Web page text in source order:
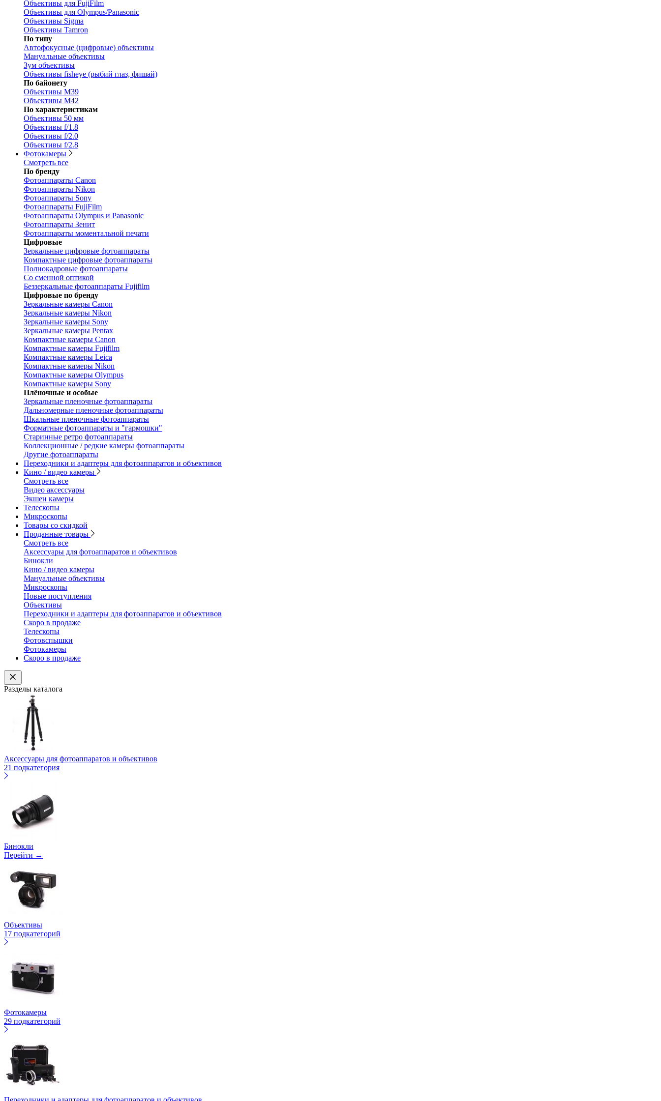
Объективы для FujiFilm
Объективы для Olympus/Panasonic
Объективы Sigma
Объективы Tamron
По типу
Автофокусные (цифровые) объективы
Мануальные объективы
Зум объективы
Объективы fisheye (рыбий глаз, фишай)
По байонету
Объективы M39
Объективы M42
По характеристикам
Объективы 50 мм
Объективы f/1.8
Объективы f/2.0
Объективы f/2.8
Фотокамеры
Смотреть все
По бренду
Фотоаппараты Canon
Фотоаппараты Nikon
Фотоаппараты Sony
Фотоаппараты FujiFilm
Фотоаппараты Olympus и Panasonic
Фотоаппараты Зенит
Фотоаппараты моментальной печати
Цифровые
Зеркальные цифровые фотоаппараты
Компактные цифровые фотоаппараты
Полнокадровые фотоаппараты
Со сменной оптикой
Беззеркальные фотоаппараты Fujifilm
Цифровые по бренду
Зеркальные камеры Canon
Зеркальные камеры Nikon
Зеркальные камеры Sony
Зеркальные камеры Pentax
Компактные камеры Canon
Компактные камеры Fujifilm
Компактные камеры Leica
Компактные камеры Nikon
Компактные камеры Olympus
Компактные камеры Sony
Плёночные и особые
Зеркальные пленочные фотоаппараты
Дальномерные пленочные фотоаппараты
Шкальные пленочные фотоаппараты
Форматные фотоаппараты и "гармошки"
Старинные ретро фотоаппараты
Коллекционные / редкие камеры фотоаппараты
Другие фотоаппараты
Переходники и адаптеры для фотоаппаратов и объективов
Кино / видео камеры
Смотреть все
Видео аксессуары
Экшен камеры
Телескопы
Микроскопы
Товары со скидкой
Проданные товары
Смотреть все
Аксессуары для фотоаппаратов и объективов
Бинокли
Кино / видео камеры
Мануальные объективы
Микроскопы
Новые поступления
Объективы
Переходники и адаптеры для фотоаппаратов и объективов
Скоро в продаже
Телескопы
Фотовспышки
Фотокамеры
Скоро в продаже
Разделы каталога
Аксессуары для фотоаппаратов и объективов
21 подкатегория
Бинокли
Перейти →
Объективы
17 подкатегорий
Фотокамеры
29 подкатегорий